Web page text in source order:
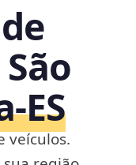
veículos.